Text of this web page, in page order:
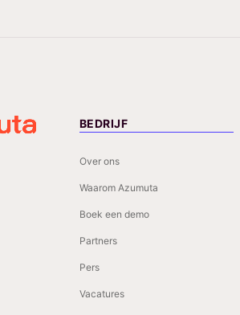
BEDRIJF
Over ons
Waarom Azumuta
Boek een demo
Partners
Pers
Vacatures